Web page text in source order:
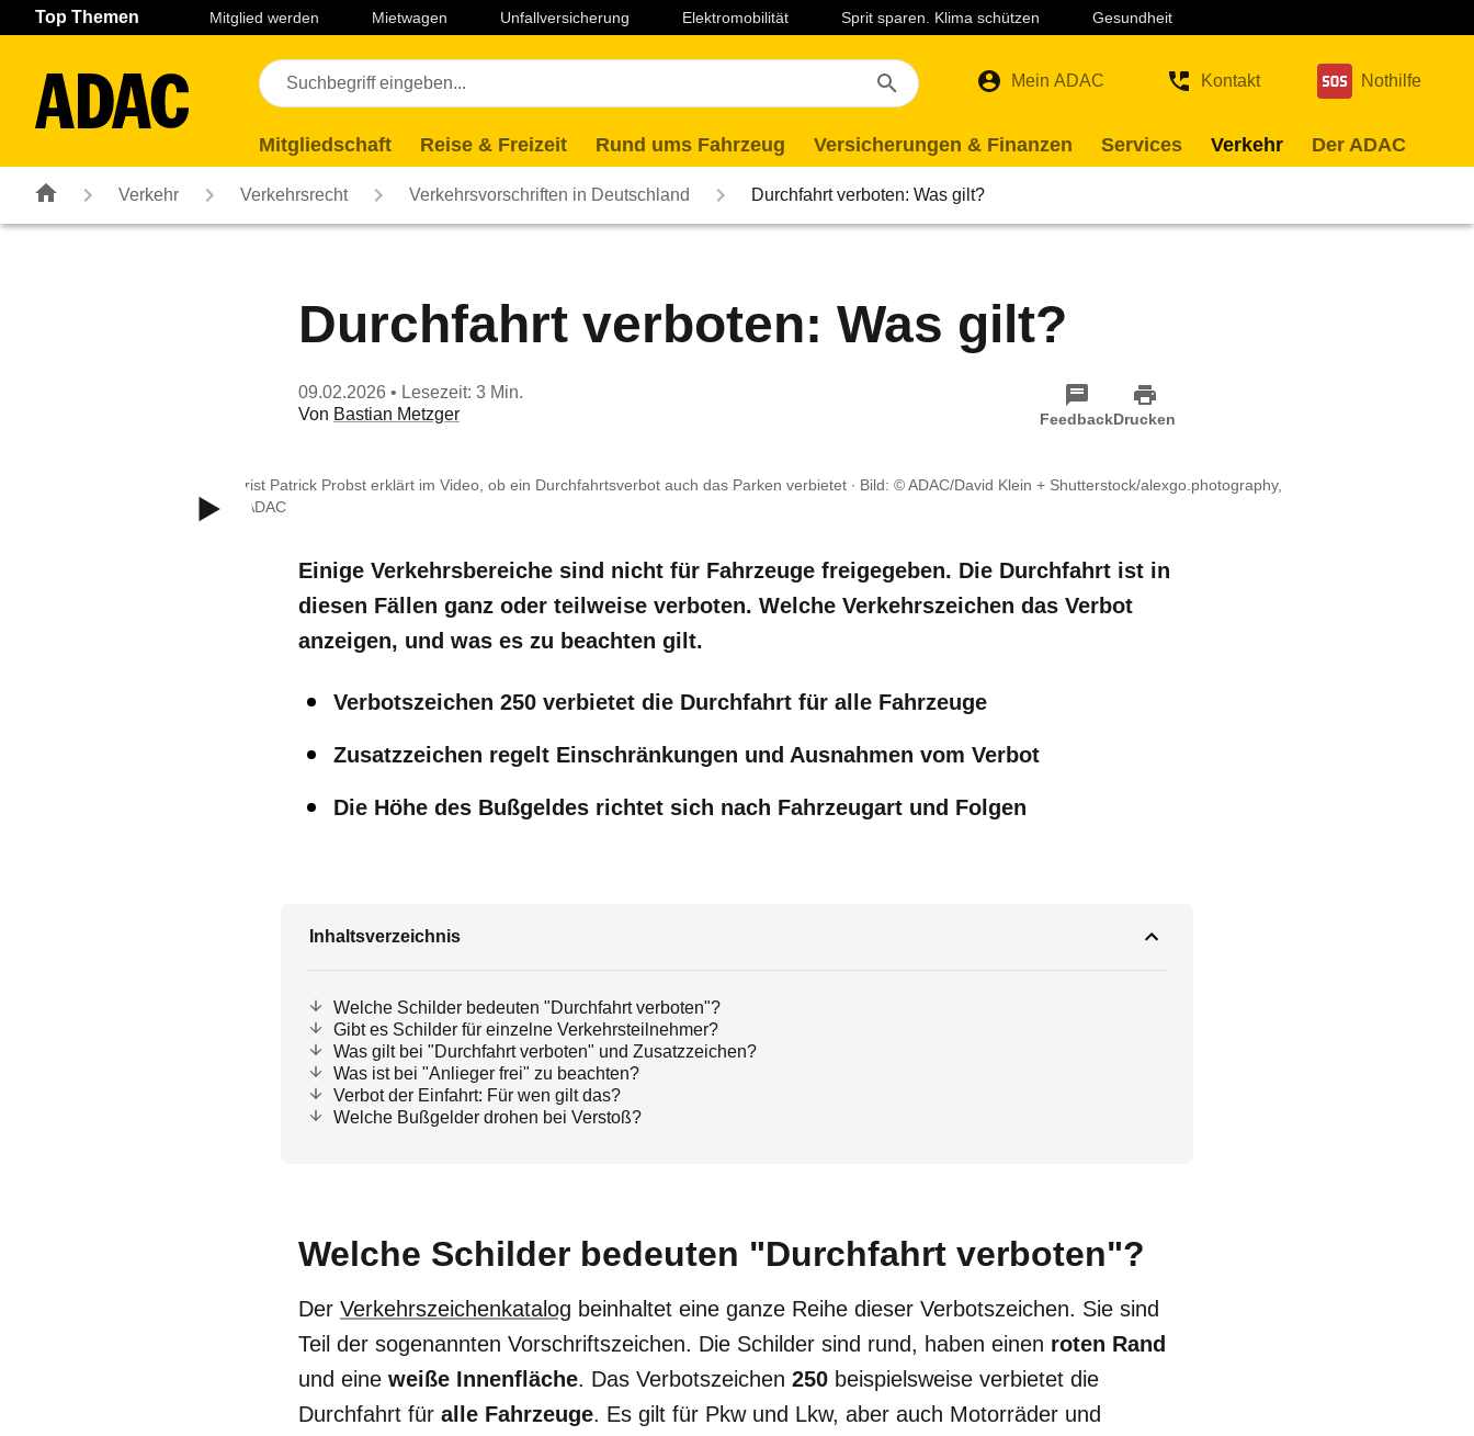
Navigation Seiteninhalt Fußzeile
Top Themen Mitglied werden Mietwagen Unfallversicherung Elektromobilität Sprit sparen. Klima schützen Gesundheit
Mein ADAC Kontakt Nothilfe
Mitgliedschaft Reise & Freizeit Rund ums Fahrzeug Versicherungen & Finanzen Services Verkehr Der ADAC
Verkehr Verkehrsrecht Verkehrsvorschriften in Deutschland Durchfahrt verboten: Was gilt?
Durchfahrt verboten: Was gilt?
09.02.2026 • Lesezeit: 3 Min.
Von Bastian Metzger FeedbackDrucken
ADAC Jurist Patrick Probst erklärt im Video, ob ein Durchfahrtsverbot auch das Parken verbietet ∙ Bild: © ADAC/David Klein + Shutterstock/alexgo.photography,
Video: © ADAC
Einige Verkehrsbereiche sind nicht für Fahrzeuge freigegeben. Die Durchfahrt ist in
diesen Fällen ganz oder teilweise verboten. Welche Verkehrszeichen das Verbot
anzeigen, und was es zu beachten gilt.
Verbotszeichen 250 verbietet die Durchfahrt für alle Fahrzeuge
Zusatzzeichen regelt Einschränkungen und Ausnahmen vom Verbot
Die Höhe des Bußgeldes richtet sich nach Fahrzeugart und Folgen
Inhaltsverzeichnis
Welche Schilder bedeuten "Durchfahrt verboten"?
Gibt es Schilder für einzelne Verkehrsteilnehmer?
Was gilt bei "Durchfahrt verboten" und Zusatzzeichen?
Was ist bei "Anlieger frei" zu beachten?
Verbot der Einfahrt: Für wen gilt das?
Welche Bußgelder drohen bei Verstoß?
Welche Schilder bedeuten "Durchfahrt verboten"?
Der Verkehrszeichenkatalog beinhaltet eine ganze Reihe dieser Verbotszeichen. Sie sind
Teil der sogenannten Vorschriftszeichen. Die Schilder sind rund, haben einen roten Rand
und eine weiße Innenfläche. Das Verbotszeichen 250 beispielsweise verbietet die
Durchfahrt für alle Fahrzeuge. Es gilt für Pkw und Lkw, aber auch Motorräder und